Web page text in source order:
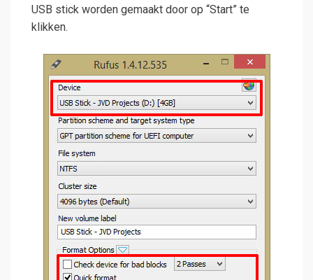
USB stick worden gemaakt door op “Start” te
klikken.